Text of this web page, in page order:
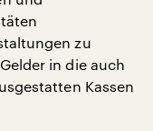
zu
in die auch
Kassen